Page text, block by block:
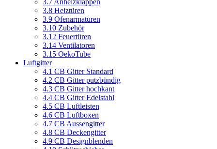
3.7 Anheizklappen
3.8 Heiztüren
3.9 Ofenarmaturen
3.10 Zubehör
3.12 Feuertüren
3.14 Ventilatoren
3.15 OekoTube
Luftgitter
4.1 CB Gitter Standard
4.2 CB Gitter putzbündig
4.3 CB Gitter hochkant
4.4 CB Gitter Edelstahl
4.5 CB Luftleisten
4.6 CB Luftboxen
4.7 CB Aussengitter
4.8 CB Deckengitter
4.9 CB Designblenden